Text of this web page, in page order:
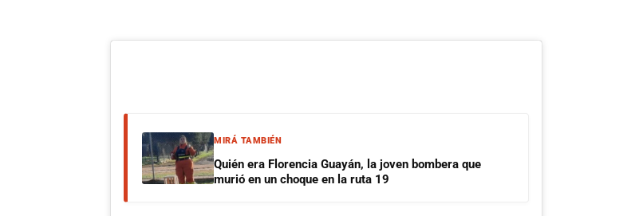
MIRÁ TAMBIÉN
Quién era Florencia Guayán, la joven bombera que
murió en un choque en la ruta 19